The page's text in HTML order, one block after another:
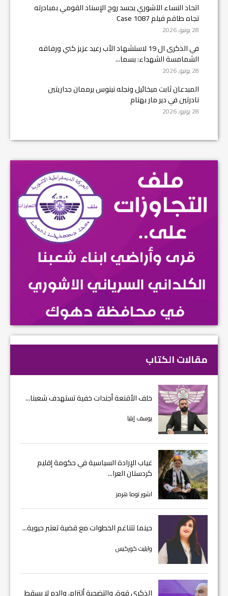
اتحاد النساء الآشوري يجسد روح الإسناد القومي بمبادرته
تجاه طاقم فيلم Case 1087
28 يونيو, 2026
في الذكرى ال 19 لاستشهاد الأب رغيد عزيز كني ورفاقه
الشمامسة الشهداء: بسما...
28 يونيو, 2026
المبدعان ثابت ميخائيل ونجله نينوس يرممان جداريتين
نادرتين في دير مار بهنام
28 يونيو, 2026
مقالات الكتاب
خلف الأقنعة أجندات خفية تستهدف شعبنا...
يوسف إيليا
غياب الإرادة السياسية في حكومة إقليم
كردستان العرا...
اشور توما هرمز
حينما تتناغم الخطوات مع قضية تعتبر حيوية...
وايليت كوركيس
الذكرى قوة، والتضحية ألتزام، والدم لا يسقط